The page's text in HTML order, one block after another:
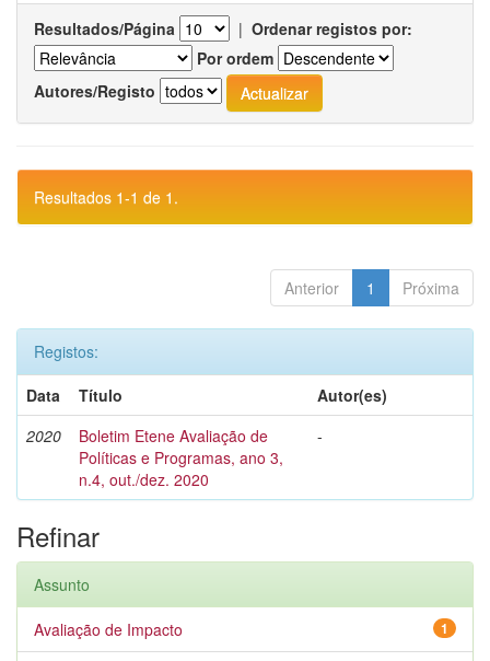
Resultados/Página | Ordenar registos por:
Por ordem
Autores/Registo
Resultados 1-1 de 1.
Anterior 1 Próxima
Registos:
Data
Título
Autor(es)
2020
Boletim Etene Avaliação de
Políticas e Programas, ano 3,
n.4, out./dez. 2020
-
Refinar
Assunto
1
Avaliação de Impacto